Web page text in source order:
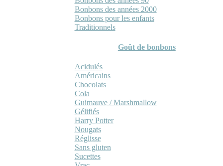
Bonbons des années 2000
Bonbons pour les enfants
Traditionnels
Goût de bonbons
Acidulés
Américains
Chocolats
Cola
Guimauve / Marshmallow
Gélifiés
Harry Potter
Nougats
Réglisse
Sans gluten
Sucettes